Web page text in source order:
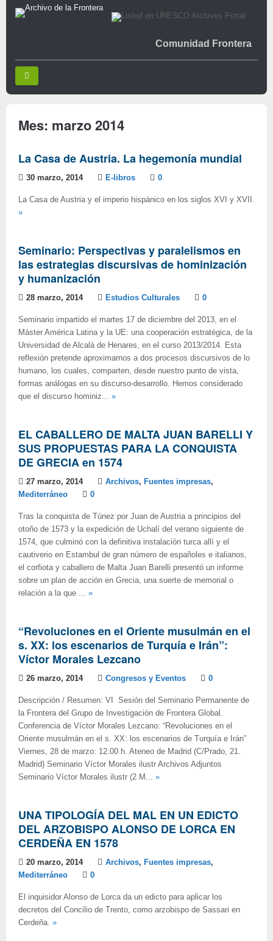
Comunidad Frontera
Mes: marzo 2014
La Casa de Austria. La hegemonía mundial
30 marzo, 2014 E-libros 0
La Casa de Austria y el imperio hispánico en los siglos XVI y XVII.
»
Seminario: Perspectivas y paralelismos en
las estrategias discursivas de hominización
y humanización
28 marzo, 2014 Estudios Culturales 0
Seminario impartido el martes 17 de diciembre del 2013, en el
Máster América Latina y la UE: una cooperación estratégica, de la
Universidad de Alcalá de Henares, en el curso 2013/2014. Esta
reflexión pretende aproximarnos a dos procesos discursivos de lo
humano, los cuales, comparten, desde nuestro punto de vista,
formas análogas en su discurso-desarrollo. Hemos considerado
que el discurso hominiz... »
EL CABALLERO DE MALTA JUAN BARELLI Y
SUS PROPUESTAS PARA LA CONQUISTA
DE GRECIA en 1574
27 marzo, 2014 Archivos, Fuentes impresas,
Mediterráneo
0
Tras la conquista de Túnez por Juan de Austria a principios del
otoño de 1573 y la expedición de Uchalí del verano siguiente de
1574, que culminó con la definitiva instalación turca allí y el
cautiverio en Estambul de gran número de españoles e italianos,
el corfiota y caballero de Malta Juan Barelli presentó un informe
sobre un plan de acción en Grecia, una suerte de memorial o
relación a la que ... »
“Revoluciones en el Oriente musulmán en el
s. XX: los escenarios de Turquía e Irán”:
Víctor Morales Lezcano
26 marzo, 2014 Congresos y Eventos 0
Descripción / Resumen: VI Sesión del Seminario Permanente de
la Frontera del Grupo de Investigación de Frontera Global.
Conferencia de Víctor Morales Lezcano: “Revoluciones en el
Oriente musulmán en el s. XX: los escenarios de Turquía e Irán”
Viernes, 28 de marzo: 12.00 h. Ateneo de Madrid (C/Prado, 21.
Madrid) Seminario Víctor Morales ilustr Archivos Adjuntos
Seminario Víctor Morales ilustr (2 M... »
UNA TIPOLOGÍA DEL MAL EN UN EDICTO
DEL ARZOBISPO ALONSO DE LORCA EN
CERDEÑA EN 1578
20 marzo, 2014 Archivos, Fuentes impresas,
Mediterráneo
0
El inquisidor Alonso de Lorca da un edicto para aplicar los
decretos del Concilio de Trento, como arzobispo de Sassari en
Cerdeña. »